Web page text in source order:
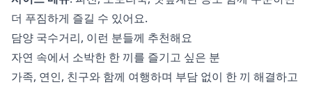
더 푸짐하게 즐길 수 있어요.
담양 국수거리, 이런 분들께 추천해요
자연 속에서 소박한 한 끼를 즐기고 싶은 분
가족, 연인, 친구와 함께 여행하며 부담 없이 한 끼 해결하고